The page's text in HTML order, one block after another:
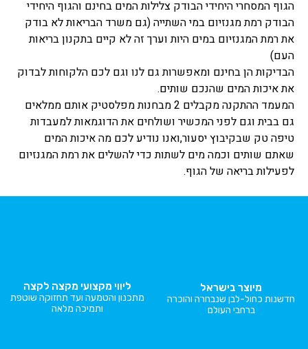
הגוף המסחרי היחידי הבודק צלילות המים בחינם והגוף היחידי
הבודק רמת מגנזיום במי השתייה (גם משרד הבריאות לא בודק
את רמת המגנזיום במים היות וערך זה לא קיים בתקנון בריאות
העם)
הבדיקות הן בחינם ומאפשרות גם לנו וגם לכם הלקוחות לבדוק
את איכות המים שהנכם שותים.
המעמד ההתקנה מקבלים 2 מבחנות מפלסטיק אותם ממלאים
גם בבית וגם לפני המכשיר ושולחים את הדוגמאות למעבדות
טיפה טק שבקיבוץ יסעור,ואנו נודיע לכם מה איכות המים
שאתם שותים וכמה מים לשתות כדי להשלים את רמת המגנזיום
לפעילות בריאה של הגוף.
מיוצר בישראל
חדשנות כחול-לבן שנבחרה והוכרה
ברחבי העולם
ליווי מקצועי מקצה לקצה
מתכנון והטמעה ועד תחזוקה שוטפת
ותמיכה מלאה